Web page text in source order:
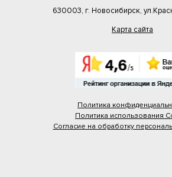
испорченная скамейка
испорченный стол
630003, г. Новосибирск,
Карта сайта
Политика
Политика использования
Согласие на обработку